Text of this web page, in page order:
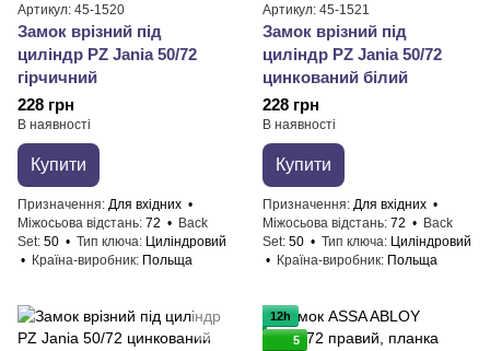
Артикул: 45-1520
Замок врізний під
циліндр PZ Jania 50/72
гірчичний
228 грн
В наявності
Купити
Призначення Для вхідних
Міжосьова відстань 72
Back
Set 50 Тип ключа Циліндровий
Країна-виробник Польща
Артикул: 45-1521
Замок врізний під
циліндр PZ Jania 50/72
цинкований білий
228 грн
В наявності
Купити
Призначення Для вхідних
Міжосьова відстань 72
Back
Set 50 Тип ключа Циліндровий
Країна-виробник Польща
12h
5